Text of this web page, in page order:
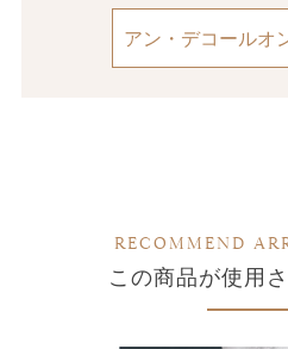
アン・デコールオ
RECOMMEND
この商品が使用